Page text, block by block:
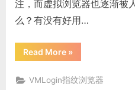
识
别
技
注，而虚拟浏览器也逐渐被
么？有没有好用…
Read More“虚
拟
览
器
»
VMLogin指纹浏览器